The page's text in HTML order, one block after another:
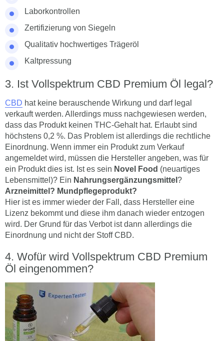
Laborkontrollen
Zertifizierung von Siegeln
Qualitativ hochwertiges Trägeröl
Kaltpressung
Ist Vollspektrum CBD Premium Öl legal?
CBD hat keine berauschende Wirkung und darf legal
verkauft werden. Allerdings muss nachgewiesen werden,
dass das Produkt keinen THC-Gehalt hat. Erlaubt sind
höchstens 0,2 %. Das Problem ist allerdings die rechtliche
Einordnung. Wenn immer ein Produkt zum Verkauf
angemeldet wird, müssen die Hersteller angeben, was für
ein Produkt dies ist. Ist es sein Novel Food (neuartiges
Lebensmittel)? Ein Nahrungsergänzungsmittel ?
Arzneimittel? Mundpflegeprodukt?
Hier ist es immer wieder der Fall, dass Hersteller eine
Lizenz bekommt und diese ihm danach wieder entzogen
wird. Der Grund für das Verbot ist dann allerdings die
Einordnung und nicht der Stoff CBD.
Wofür wird Vollspektrum CBD Premium
Öl eingenommen?